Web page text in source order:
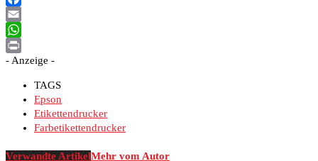
Facebook
Email
WhatsApp
Print
- Anzeige -
TAGS
Epson
Etikettendrucker
Farbetikettendrucker
Verwandte ArtikelMehr vom Autor